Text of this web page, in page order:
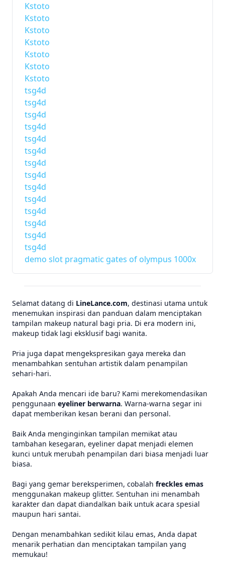
Kstoto
Kstoto
Kstoto
Kstoto
Kstoto
Kstoto
Kstoto
tsg4d
tsg4d
tsg4d
tsg4d
tsg4d
tsg4d
tsg4d
tsg4d
tsg4d
tsg4d
tsg4d
tsg4d
tsg4d
tsg4d
demo slot pragmatic gates of olympus 1000x
Selamat datang di LineLance.com, destinasi utama untuk
menemukan inspirasi dan panduan dalam menciptakan
tampilan makeup natural bagi pria. Di era modern ini,
makeup tidak lagi eksklusif bagi wanita.
Pria juga dapat mengekspresikan gaya mereka dan
menambahkan sentuhan artistik dalam penampilan
sehari-hari.
Apakah Anda mencari ide baru? Kami merekomendasikan
penggunaan eyeliner berwarna. Warna-warna segar ini
dapat memberikan kesan berani dan personal.
Baik Anda menginginkan tampilan memikat atau
tambahan kesegaran, eyeliner dapat menjadi elemen
kunci untuk merubah penampilan dari biasa menjadi luar
biasa.
Bagi yang gemar bereksperimen, cobalah freckles emas
menggunakan makeup glitter. Sentuhan ini menambah
karakter dan dapat diandalkan baik untuk acara spesial
maupun hari santai.
Dengan menambahkan sedikit kilau emas, Anda dapat
menarik perhatian dan menciptakan tampilan yang
memukau!